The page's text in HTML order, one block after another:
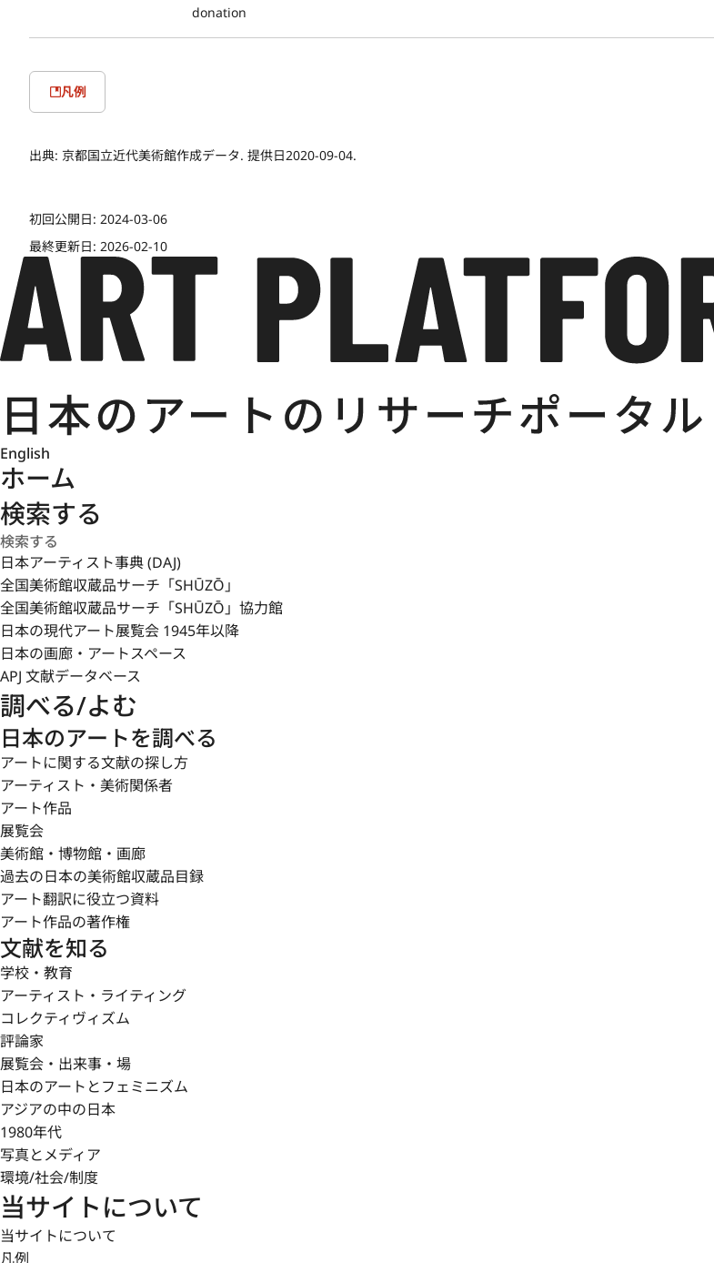
donation
凡例
出典: 京都国立近代美術館作成データ. 提供日2020-09-04.
初回公開日: 2024-03-06
最終更新日: 2026-02-10
English
ホーム
検索する
日本アーティスト事典 (DAJ)
全国美術館収蔵品サーチ「SHŪZŌ」
全国美術館収蔵品サーチ「SHŪZŌ」協力館
日本の現代アート展覧会 1945年以降
日本の画廊・アートスペース
APJ 文献データベース
調べる/よむ
日本のアートを調べる
アートに関する文献の探し方
アーティスト・美術関係者
アート作品
展覧会
美術館・博物館・画廊
過去の日本の美術館収蔵品目録
アート翻訳に役立つ資料
アート作品の著作権
文献を知る
学校・教育
アーティスト・ライティング
コレクティヴィズム
評論家
展覧会・出来事・場
日本のアートとフェミニズム
アジアの中の日本
1980年代
写真とメディア
環境/社会/制度
当サイトについて
当サイトについて
凡例